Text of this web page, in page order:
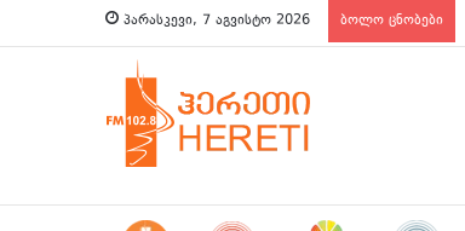
პარასკევი, 7 აგვისტო 2026 ბოლო ცნობები